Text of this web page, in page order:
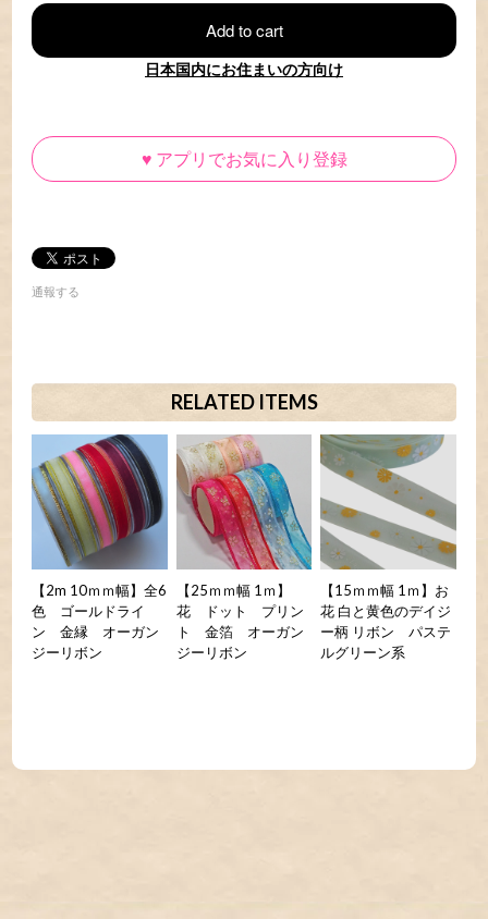
Add to cart
日本国内にお住まいの方向け
♥ アプリでお気に入り登録
通報する
RELATED ITEMS
【2m 10ｍｍ幅】全6
色 ゴールドライ
ン 金縁 オーガン
ジーリボン
【25ｍｍ幅 1ｍ】
花 ドット プリン
ト 金箔 オーガン
ジーリボン
【15ｍｍ幅 1ｍ】お
花 白と黄色のデイジ
ー柄 リボン パステ
ルグリーン系